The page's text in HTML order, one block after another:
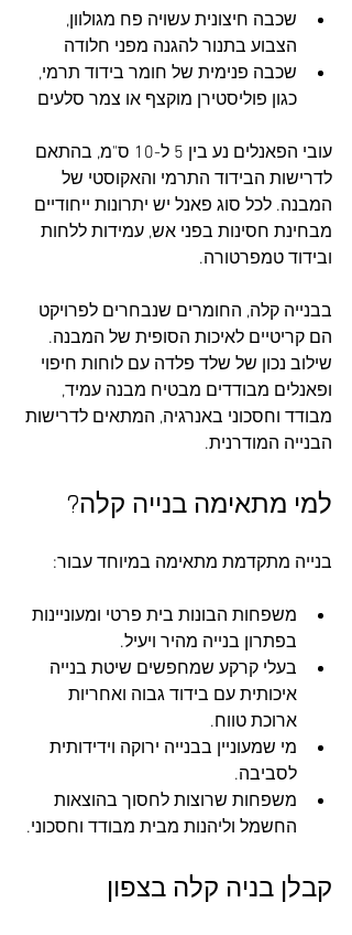
שכבה חיצונית עשויה פח מגולוון,
הצבוע בתנור להגנה מפני חלודה
שכבה פנימית של חומר בידוד תרמי,
כגון פוליסטירן מוקצף או צמר סלעים
עובי הפאנלים נע בין 5 ל-10 ס"מ, בהתאם
לדרישות הבידוד התרמי והאקוסטי של
המבנה. לכל סוג פאנל יש יתרונות ייחודיים
מבחינת חסינות בפני אש, עמידות ללחות
ובידוד טמפרטורה.
בבנייה קלה, החומרים שנבחרים לפרויקט
הם קריטיים לאיכות הסופית של המבנה.
שילוב נכון של שלד פלדה עם לוחות חיפוי
ופאנלים מבודדים מבטיח מבנה עמיד,
מבודד וחסכוני באנרגיה, המתאים לדרישות
הבנייה המודרנית.
למי מתאימה בנייה קלה?
בנייה מתקדמת מתאימה במיוחד עבור:
משפחות הבונות בית פרטי ומעוניינות
בפתרון בנייה מהיר ויעיל.
בעלי קרקע שמחפשים שיטת בנייה
איכותית עם בידוד גבוה ואחריות
ארוכת טווח.
מי שמעוניין בבנייה ירוקה וידידותית
לסביבה.
משפחות שרוצות לחסוך בהוצאות
החשמל וליהנות מבית מבודד וחסכוני.
קבלן בניה קלה בצפון